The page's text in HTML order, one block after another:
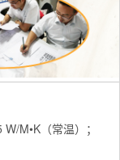
M•K（常温）；